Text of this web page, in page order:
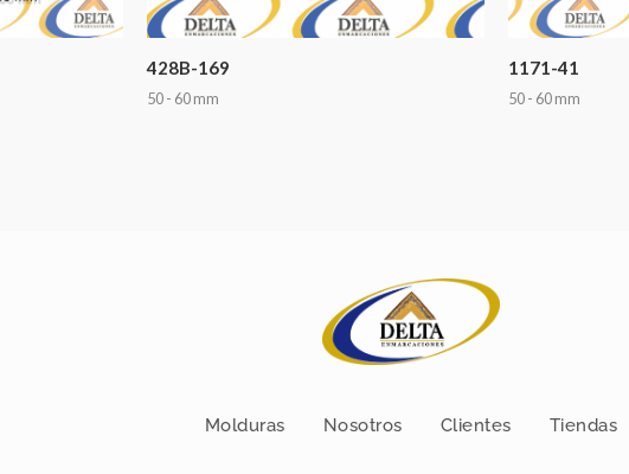
428B-169
50 - 60 mm
1171-41
50 - 60 mm
Molduras Nosotros Clientes Tiendas